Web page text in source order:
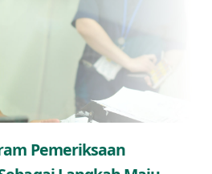
Pemeriksaan